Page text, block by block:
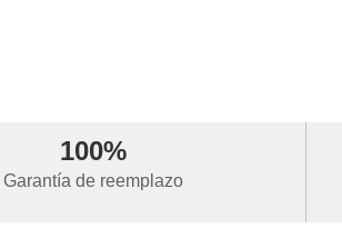
100%
Garantía de reemplazo